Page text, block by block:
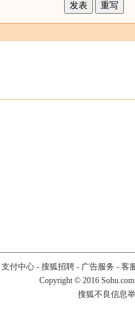
支付中心- 搜狐招聘- 广告服务 - 客
Copyright © 2016
搜狐不良信息